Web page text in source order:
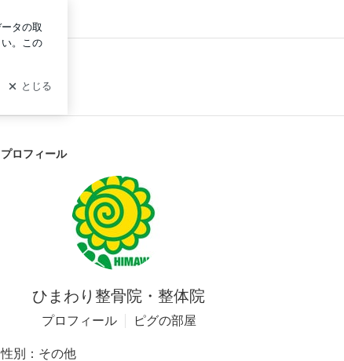
プロフィール
ひまわり整骨院・整体院
プロフィール ピグの部屋
性別： その他